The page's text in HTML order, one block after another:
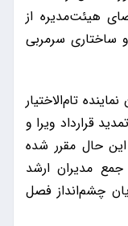
هیئت‌مدیره از
و ساختاری سرمربی
تام‌الاختیار
قرارداد ویرا و
حال مقرر شده
مدیران ارشد
چشم‌انداز فصل